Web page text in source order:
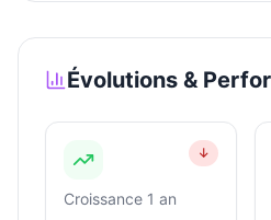
Évolutions &
↓
Croissance 1 an